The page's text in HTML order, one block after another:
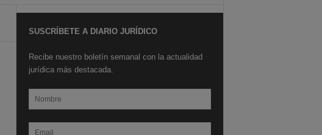
SUSCRÍBETE A DIARIO JURÍDICO
Recibe nuestro boletín semanal con la actualidad
jurídica más destacada.